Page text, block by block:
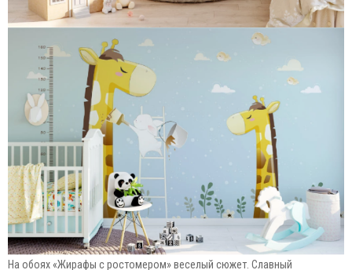
На обоях «Жирафы с ростомером» веселый сюжет. Славный